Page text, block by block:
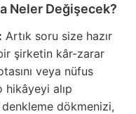
Neler Değişecek?
Artık soru size hazır
şirketin kâr-zarar
veya nüfus
hikâyeyi alıp
dökmenizi,